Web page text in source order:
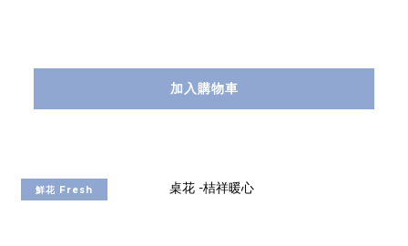
加入購物車
鮮花 Fresh